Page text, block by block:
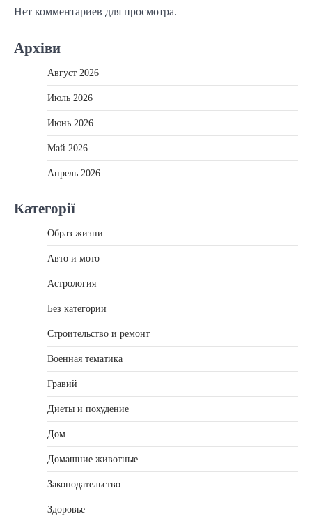
Нет комментариев для просмотра.
Архіви
Август 2026
Июль 2026
Июнь 2026
Май 2026
Апрель 2026
Категорії
Образ жизни
Авто и мото
Астрология
Без категории
Строительство и ремонт
Военная тематика
Гравий
Диеты и похудение
Дом
Домашние животные
Законодательство
Здоровье